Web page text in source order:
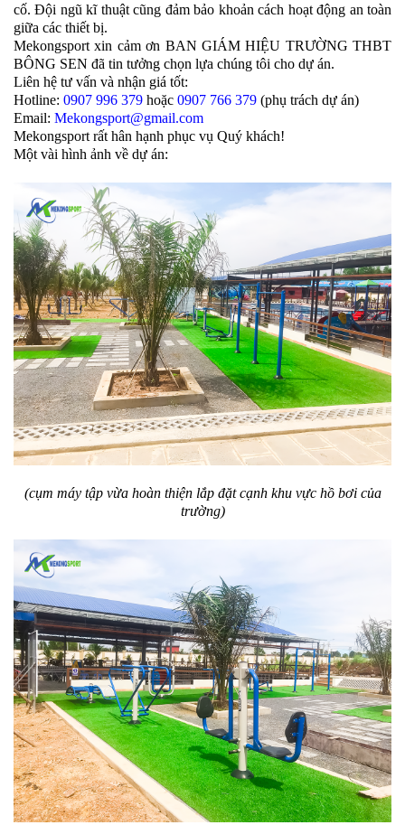
cố. Đội ngũ kĩ thuật cũng đảm bảo khoản cách hoạt động an toàn
giữa các thiết bị.
Mekongsport xin cảm ơn BAN GIÁM HIỆU TRƯỜNG THBT
BÔNG SEN đã tin tưởng chọn lựa chúng tôi cho dự án.
Liên hệ tư vấn và nhận giá tốt:
Hotline: 0907 996 379 hoặc 0907 766 379 (phụ trách dự án)
Email: Mekongsport@gmail.com
Mekongsport rất hân hạnh phục vụ Quý khách!
Một vài hình ảnh về dự án:
(cụm máy tập vừa hoàn thiện lắp đặt cạnh khu vực hồ bơi của
trường)